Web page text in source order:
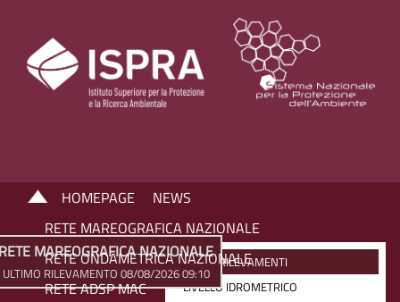
HOMEPAGE
NEWS
RETE MAREOGRAFICA NAZIONALE
RETE ONDAMETRICA NAZIONALE
RETE ADSP MAC
ULTIMI RILEVAMENTI
LIVELLO IDROMETRICO
MAREOGRAFICA NAZIONALE
ULTIMO RILEVAMENTO 08/08/2026 09:10